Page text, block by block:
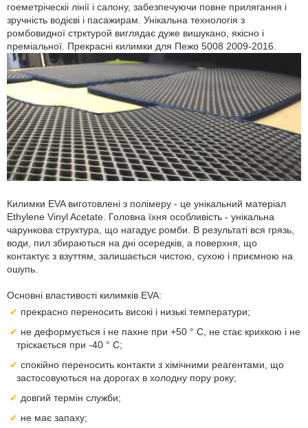
гоеметріческіі лінії і салону, забезпечуючи повне прилягання і
зручність водієві і пасажирам. Унікальна технологія з
ромбовидної стрктурой виглядає дуже вишукано, якісно і
преміальної. Прекрасні килимки для Пежо 5008 2009-2016.
Килимки EVA виготовлені з полімеру - це унікальний матеріал
Ethylene Vinyl Acetate. Головна їхня особливість - унікальна
чарункова структура, що нагадує ромби. В результаті вся грязь,
води, пил збираються на дні осередків, а поверхня, що
контактує з взуттям, залишається чистою, сухою і приємною на
ошупь.
Основні властивості килимків EVA:
прекрасно переносить високі і низькі температури;
не деформується і не пахне при +50 ° С, не стає крихкою і не
тріскається при -40 ° С;
спокійно переносить контакти з хімічними реагентами, що
застосовуються на дорогах в холодну пору року;
довгий термін служби;
не має запаху;